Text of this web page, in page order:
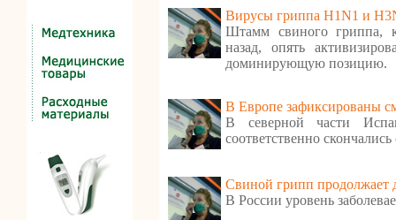
Вирусы гриппа H1N1 и
Штамм свиного гриппа,
назад, опять
доминирующую позицию.
В Европе зафиксированы
В северной части
соответственно
Свиной грипп продолжает
В России уровень